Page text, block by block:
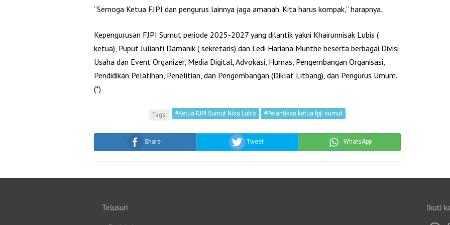
“Semoga Ketua FJPI dan pengurus lainnya jaga amanah. Kita harus kompak,” harapnya.
Kepengurusan FJPI Sumut periode 2025-2027 yang dilantik yakni Khairunnisak Lubis (
ketua), Puput Julianti Damanik ( sekretaris) dan Ledi Hariana Munthe beserta berbagai Divisi
Usaha dan Event Organizer, Media Digital, Advokasi, Humas, Pengembangan Organisasi,
Pendidikan Pelatihan, Penelitian, dan Pengembangan (Diklat Litbang), dan Pengurus Umum.
(*)
Tags: #Ketua FJPI Sumut Nisa Lubis #Pelantikan ketua fpji sumut
Share Tweet WhatsApp
Telusuri Ikuti